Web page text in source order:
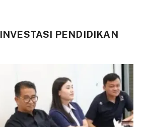
INVESTASI PENDIDIKAN